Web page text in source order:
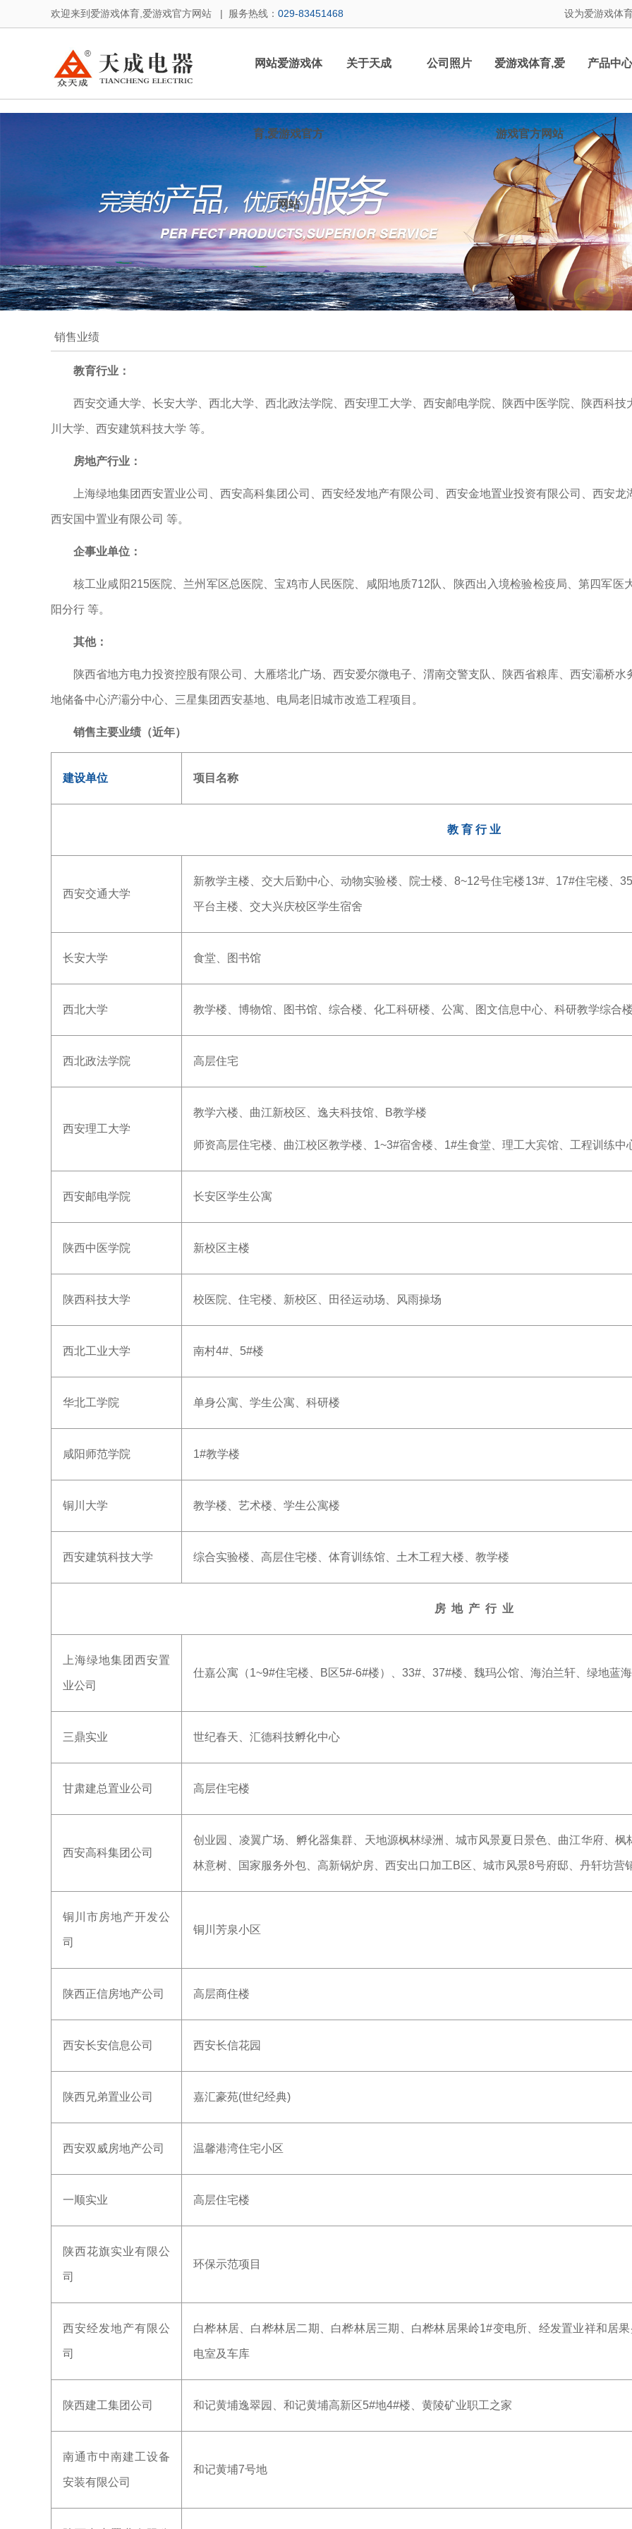
爱游戏体育,爱游戏官方网站
欢迎来到爱游戏体育,爱游戏官方网站 | 服务热线： 029-83451468 设为爱游戏体
网站爱游戏体
育,爱游戏官方
网站
关于天成 公司照片 爱游戏体育,爱
游戏官方网站
产品中心
销售业绩
教育行业：
西安交通大学、长安大学、西北大学、西北政法学院、西安理工大学、西安邮电学院、陕西中医学院、陕西科
川大学、西安建筑科技大学 等。
房地产行业：
上海绿地集团西安置业公司、西安高科集团公司、西安经发地产有限公司、西安金地置业投资有限公司、西安
西安国中置业有限公司 等。
企事业单位：
核工业咸阳215医院、兰州军区总医院、宝鸡市人民医院、咸阳地质712队、陕西出入境检验检疫局、第四军
阳分行 等。
其他：
陕西省地方电力投资控股有限公司、大雁塔北广场、西安爱尔微电子、渭南交警支队、陕西省粮库、西安灞桥
地储备中心浐灞分中心、三星集团西安基地、电局老旧城市改造工程项目。
销售主要业绩（近年）
建设单位 项目名称
教 育 行 业
西安交通大学
新教学主楼、交大后勤中心、动物实验楼、院士楼、8~12号住宅楼13#、17#住宅楼、
平台主楼、交大兴庆校区学生宿舍
长安大学 食堂、图书馆
西北大学 教学楼、博物馆、图书馆、综合楼、化工科研楼、公寓、图文信息中心、科研教学综合
西北政法学院 高层住宅
西安理工大学
教学六楼、曲江新校区、逸夫科技馆、B教学楼
师资高层住宅楼、曲江校区教学楼、1~3#宿舍楼、1#生食堂、理工大宾馆、工程训练中
西安邮电学院 长安区学生公寓
陕西中医学院 新校区主楼
陕西科技大学 校医院、住宅楼、新校区、田径运动场、风雨操场
西北工业大学 南村4#、5#楼
华北工学院 单身公寓、学生公寓、科研楼
咸阳师范学院 1#教学楼
铜川大学 教学楼、艺术楼、学生公寓楼
西安建筑科技大学 综合实验楼、高层住宅楼、体育训练馆、土木工程大楼、教学楼
房 地 产 行 业
上海绿地集团西安置
业公司
仕嘉公寓（1~9#住宅楼、B区5#-6#楼）、33#、37#楼、魏玛公馆、海泊兰轩、绿地蓝
三鼎实业 世纪春天、汇德科技孵化中心
甘肃建总置业公司 高层住宅楼
西安高科集团公司
创业园、凌翼广场、孵化器集群、天地源枫林绿洲、城市风景夏日景色、曲江华府、
林意树、国家服务外包、高新锅炉房、西安出口加工B区、城市风景8号府邸、丹轩坊营
铜川市房地产开发公
司
铜川芳泉小区
陕西正信房地产公司 高层商住楼
西安长安信息公司 西安长信花园
陕西兄弟置业公司 嘉汇豪苑(世纪经典)
西安双威房地产公司 温馨港湾住宅小区
一顺实业 高层住宅楼
陕西花旗实业有限公
司
环保示范项目
西安经发地产有限公
司
白桦林居、白桦林居二期、白桦林居三期、白桦林居果岭1#变电所、经发置业祥和居
电室及车库
陕西建工集团公司 和记黄埔逸翠园、和记黄埔高新区5#地4#楼、黄陵矿业职工之家
南通市中南建工设备
安装有限公司
和记黄埔7号地